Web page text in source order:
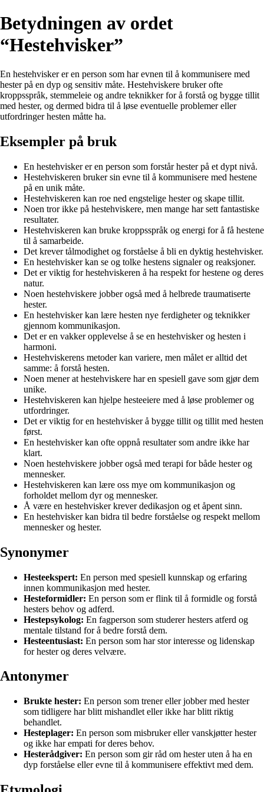
Betydningen av ordet
“Hestehvisker”
En hestehvisker er en person som har evnen til å kommunisere med
hester på en dyp og sensitiv måte. Hestehviskere bruker ofte
kroppsspråk, stemmeleie og andre teknikker for å forstå og bygge tillit
med hester, og dermed bidra til å løse eventuelle problemer eller
utfordringer hesten måtte ha.
Eksempler på bruk
En hestehvisker er en person som forstår hester på et dypt nivå.
Hestehviskeren bruker sin evne til å kommunisere med hestene
på en unik måte.
Hestehviskeren kan roe ned engstelige hester og skape tillit.
Noen tror ikke på hestehviskere, men mange har sett fantastiske
resultater.
Hestehviskeren kan bruke kroppsspråk og energi for å få hestene
til å samarbeide.
Det krever tålmodighet og forståelse å bli en dyktig hestehvisker.
En hestehvisker kan se og tolke hestens signaler og reaksjoner.
Det er viktig for hestehviskeren å ha respekt for hestene og deres
natur.
Noen hestehviskere jobber også med å helbrede traumatiserte
hester.
En hestehvisker kan lære hesten nye ferdigheter og teknikker
gjennom kommunikasjon.
Det er en vakker opplevelse å se en hestehvisker og hesten i
harmoni.
Hestehviskerens metoder kan variere, men målet er alltid det
samme: å forstå hesten.
Noen mener at hestehviskere har en spesiell gave som gjør dem
unike.
Hestehviskeren kan hjelpe hesteeiere med å løse problemer og
utfordringer.
Det er viktig for en hestehvisker å bygge tillit og tillit med hesten
først.
En hestehvisker kan ofte oppnå resultater som andre ikke har
klart.
Noen hestehviskere jobber også med terapi for både hester og
mennesker.
Hestehviskeren kan lære oss mye om kommunikasjon og
forholdet mellom dyr og mennesker.
Å være en hestehvisker krever dedikasjon og et åpent sinn.
En hestehvisker kan bidra til bedre forståelse og respekt mellom
mennesker og hester.
Synonymer
Hesteekspert: En person med spesiell kunnskap og erfaring
innen kommunikasjon med hester.
Hesteformidler: En person som er flink til å formidle og forstå
hesters behov og adferd.
Hestepsykolog: En fagperson som studerer hesters atferd og
mentale tilstand for å bedre forstå dem.
Hesteentusiast: En person som har stor interesse og lidenskap
for hester og deres velvære.
Antonymer
Brukte hester: En person som trener eller jobber med hester
som tidligere har blitt mishandlet eller ikke har blitt riktig
behandlet.
Hesteplager: En person som misbruker eller vanskjøtter hester
og ikke har empati for deres behov.
Hesterådgiver: En person som gir råd om hester uten å ha en
dyp forståelse eller evne til å kommunisere effektivt med dem.